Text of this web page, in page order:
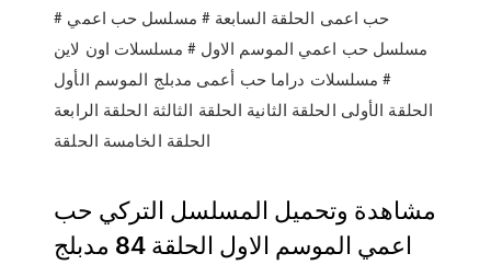
حب اعمى الحلقة السابعة # مسلسل حب اعمي #
مسلسل حب اعمي الموسم الاول # مسلسلات اون لاين
# مسلسلات دراما حب أعمى مدبلج الموسم الأول
الحلقة الأولى الحلقة الثانية الحلقة الثالثة الحلقة الرابعة
الحلقة الخامسة الحلقة
مشاهدة وتحميل المسلسل التركي حب
اعمي الموسم الاول الحلقة 84 مدبلج